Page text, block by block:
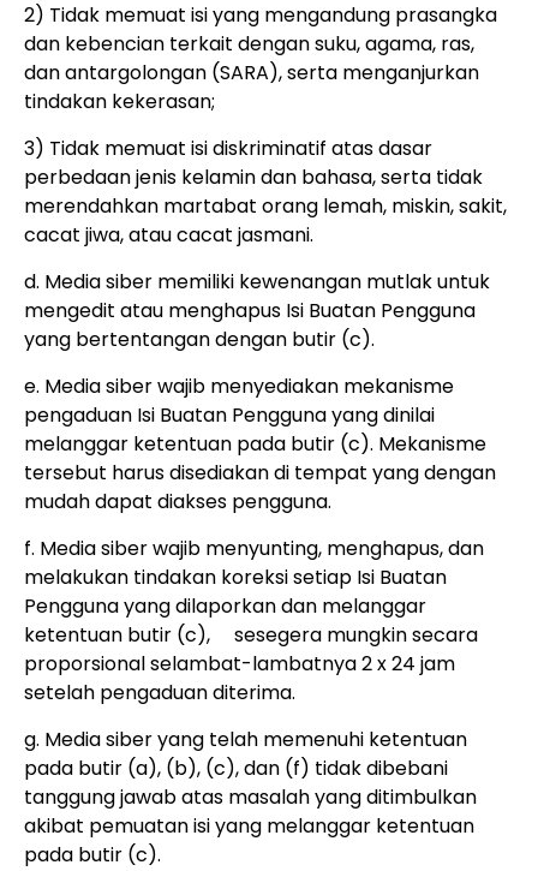
2) Tidak memuat isi yang mengandung prasangka
dan kebencian terkait dengan suku, agama, ras,
dan antargolongan (SARA), serta menganjurkan
tindakan kekerasan;
3) Tidak memuat isi diskriminatif atas dasar
perbedaan jenis kelamin dan bahasa, serta tidak
merendahkan martabat orang lemah, miskin, sakit,
cacat jiwa, atau cacat jasmani.
d. Media siber memiliki kewenangan mutlak untuk
mengedit atau menghapus Isi Buatan Pengguna
yang bertentangan dengan butir (c).
e. Media siber wajib menyediakan mekanisme
pengaduan Isi Buatan Pengguna yang dinilai
melanggar ketentuan pada butir (c). Mekanisme
tersebut harus disediakan di tempat yang dengan
mudah dapat diakses pengguna.
f. Media siber wajib menyunting, menghapus, dan
melakukan tindakan koreksi setiap Isi Buatan
Pengguna yang dilaporkan dan melanggar
ketentuan butir (c), sesegera mungkin secara
proporsional selambat-lambatnya 2 x 24 jam
setelah pengaduan diterima.
g. Media siber yang telah memenuhi ketentuan
pada butir (a), (b), (c), dan (f) tidak dibebani
tanggung jawab atas masalah yang ditimbulkan
akibat pemuatan isi yang melanggar ketentuan
pada butir (c).